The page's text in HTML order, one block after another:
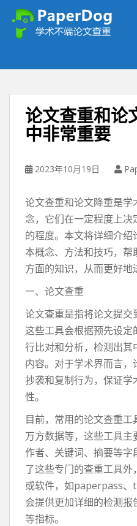
论文查重和论
中非常重要
2023年10月19日
论文查重和论文降重是
念，它们在一定程度上
的程度。本文将详细介
本概念、方法和技巧，
方面的知识，从而更好地
一、论文查重
论文查重是指将论文提交
这些工具会根据预先设
行比对和分析，检测出
内容。对于学术界而言
抄袭和复制行为，保证
性。
目前，常用的论文查重工
万方数据等，这些工具主
作者、关键词、摘要等
了这些专门的查重工具
或软件，如paperpass
会提供更加详细的检测
等指标。